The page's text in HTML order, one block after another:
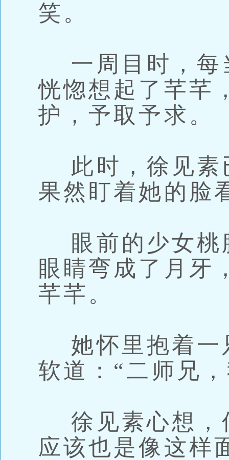
笑。
一周目时，每
恍惚想起了芊芊
护，予取予求。
此时，徐见素
果然盯着她的脸
眼前的少女桃
眼睛弯成了月牙
芊芊。
她怀里抱着一
软道：“二师兄
徐见素心想，
应该也是像这样